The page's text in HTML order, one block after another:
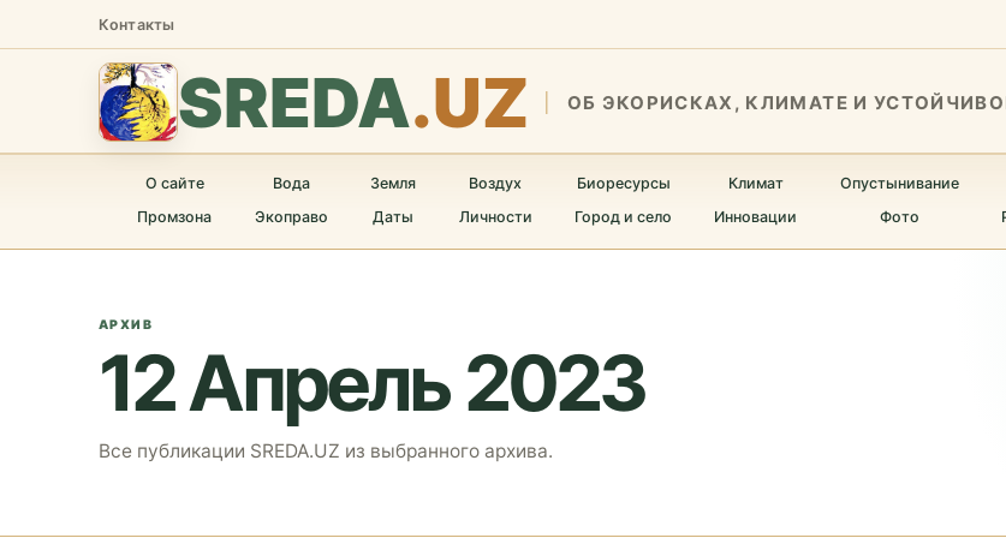
Контакты
SREDA.UZ ОБ ЭКОРИСКАХ, КЛИМАТЕ И
О сайте Вода Земля Воздух Биоресурсы Климат Опустынивание
Промзона
Экоправо Даты Личности Город и село Инновации Фото
АРХИВ
12 Апрель 2023
Все публикации SREDA.UZ из выбранного архива.